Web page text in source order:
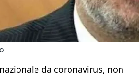
da coronavirus, non